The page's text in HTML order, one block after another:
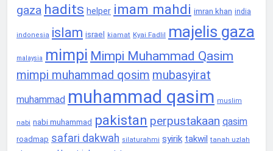
gaza hadits helper imam mahdi imran khan india
indonesia islam israel kiamat Kyai Fadlil majelis gaza
malaysia mimpi Mimpi Muhammad Qasim
mimpi muhammad qosim mubasyirat
muhammad muhammad qasim muslim
nabi nabi muhammad pakistan perpustakaan qasim
roadmap safari dakwah silaturahmi syirik takwil tanah uzlah